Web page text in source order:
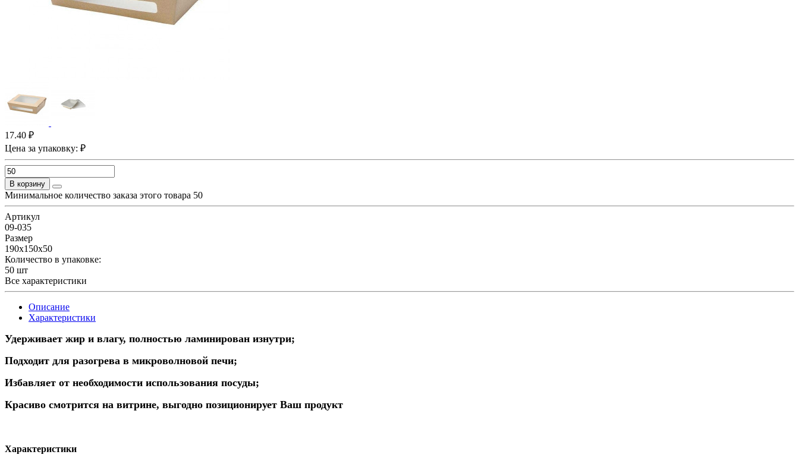
17.40 ₽
Цена за упаковку: ₽
В корзину
Минимальное количество заказа этого товара 50
Артикул
09-035
Размер
190x150x50
Количество в упаковке:
50 шт
Все характеристики
Описание
Характеристики
Удерживает жир и влагу, полностью ламинирован изнутри;
Подходит для разогрева в микроволновой печи;
Избавляет от необходимости использования посуды;
Красиво смотрится на витрине, выгодно позиционирует Ваш продукт
Характеристики